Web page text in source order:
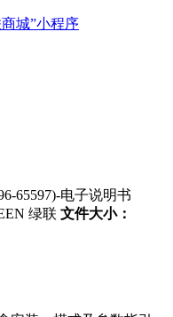
城”小程序
65597)-电子说明书
绿联 文件大小：